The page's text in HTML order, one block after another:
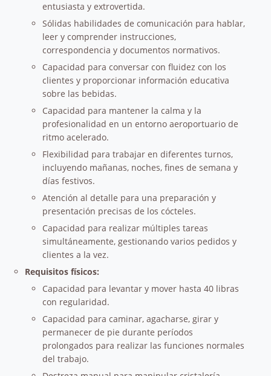
entusiasta y extrovertida.
Sólidas habilidades de comunicación para hablar,
leer y comprender instrucciones,
correspondencia y documentos normativos.
Capacidad para conversar con fluidez con los
clientes y proporcionar información educativa
sobre las bebidas.
Capacidad para mantener la calma y la
profesionalidad en un entorno aeroportuario de
ritmo acelerado.
Flexibilidad para trabajar en diferentes turnos,
incluyendo mañanas, noches, fines de semana y
días festivos.
Atención al detalle para una preparación y
presentación precisas de los cócteles.
Capacidad para realizar múltiples tareas
simultáneamente, gestionando varios pedidos y
clientes a la vez.
Requisitos físicos:
Capacidad para levantar y mover hasta 40 libras
con regularidad.
Capacidad para caminar, agacharse, girar y
permanecer de pie durante períodos
prolongados para realizar las funciones normales
del trabajo.